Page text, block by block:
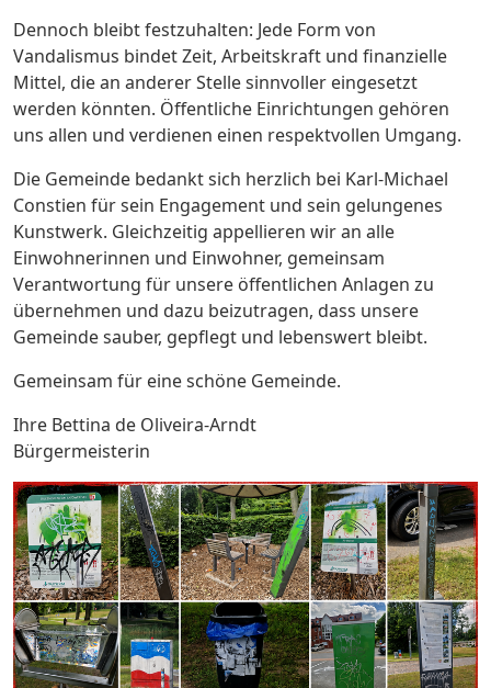
Dennoch bleibt festzuhalten: Jede Form von
Vandalismus bindet Zeit, Arbeitskraft und finanzielle
Mittel, die an anderer Stelle sinnvoller eingesetzt
werden könnten. Öffentliche Einrichtungen gehören
uns allen und verdienen einen respektvollen Umgang.
Die Gemeinde bedankt sich herzlich bei Karl-Michael
Constien für sein Engagement und sein gelungenes
Kunstwerk. Gleichzeitig appellieren wir an alle
Einwohnerinnen und Einwohner, gemeinsam
Verantwortung für unsere öffentlichen Anlagen zu
übernehmen und dazu beizutragen, dass unsere
Gemeinde sauber, gepflegt und lebenswert bleibt.
Gemeinsam für eine schöne Gemeinde.
Ihre Bettina de Oliveira-Arndt
Bürgermeisterin